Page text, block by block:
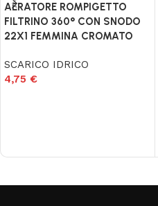
AERATORE ROMPIGETTO
FILTRINO 360° CON SNODO
22X1 FEMMINA CROMATO
SCARICO IDRICO
4,75 €